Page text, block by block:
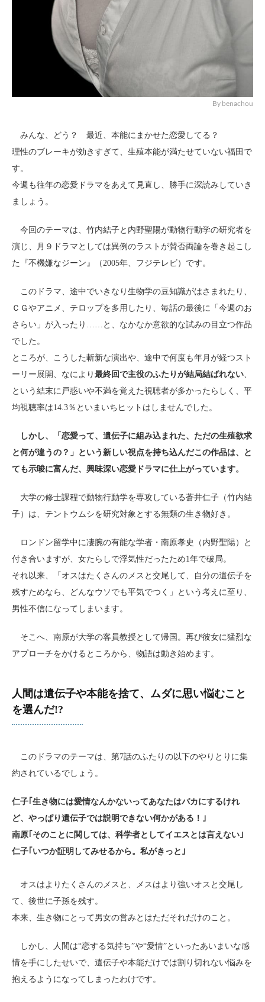
By benachou
みんな、どう？ 最近、本能にまかせた恋愛してる？
理性のブレーキが効きすぎて、生殖本能が満たせていない福田で
す。
今週も往年の恋愛ドラマをあえて見直し、勝手に深読みしていき
ましょう。
今回のテーマは、竹内結子と内野聖陽が動物行動学の研究者を
演じ、月９ドラマとしては異例のラストが賛否両論を巻き起こし
た『不機嫌なジーン』（2005年、フジテレビ）です。
このドラマ、途中でいきなり生物学の豆知識がはさまれたり、
ＣＧやアニメ、テロップを多用したり、毎話の最後に「今週のお
さらい」が入ったり……と、なかなか意欲的な試みの目立つ作品
でした。
ところが、こうした斬新な演出や、途中で何度も年月が経つスト
ーリー展開、なにより 最終回で主役のふたりが結局結ばれない、
という結末に戸惑いや不満を覚えた視聴者が多かったらしく、平
均視聴率は14.3％といまいちヒットはしませんでした。
しかし、「恋愛って、遺伝子に組み込まれた、ただの生殖欲求
と何が違うの？」という新しい視点を持ち込んだこの作品は、と
ても示唆に富んだ、興味深い恋愛ドラマに仕上がっています。
大学の修士課程で動物行動学を専攻している蒼井仁子（竹内結
子）は、テントウムシを研究対象とする無類の生き物好き。
ロンドン留学中に凄腕の有能な学者・南原孝史（内野聖陽）と
付き合いますが、女たらしで浮気性だったため1年で破局。
それ以来、「オスはたくさんのメスと交尾して、自分の遺伝子を
残すためなら、どんなウソでも平気でつく」という考えに至り、
男性不信になってしまいます。
そこへ、南原が大学の客員教授として帰国。再び彼女に猛烈な
アプローチをかけるところから、物語は動き始めます。
人間は遺伝子や本能を捨て、ムダに思い悩むこと
を選んだ!?
このドラマのテーマは、第7話のふたりの以下のやりとりに集
約されているでしょう。
仁子｢生き物には愛情なんかないってあなたはバカにするけれ
ど、やっぱり遺伝子では説明できない何かがある！｣
南原｢そのことに関しては、科学者としてイエスとは言えない｣
仁子｢いつか証明してみせるから。私がきっと｣
オスはよりたくさんのメスと、メスはより強いオスと交尾し
て、後世に子孫を残す。
本来、生き物にとって男女の営みとはただそれだけのこと。
しかし、人間は“恋する気持ち”や“愛情”といったあいまいな感
情を手にしたせいで、遺伝子や本能だけでは割り切れない悩みを
抱えるようになってしまったわけです。